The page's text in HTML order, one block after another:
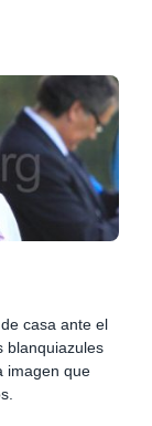
casa ante el
blanquiazules
imagen que